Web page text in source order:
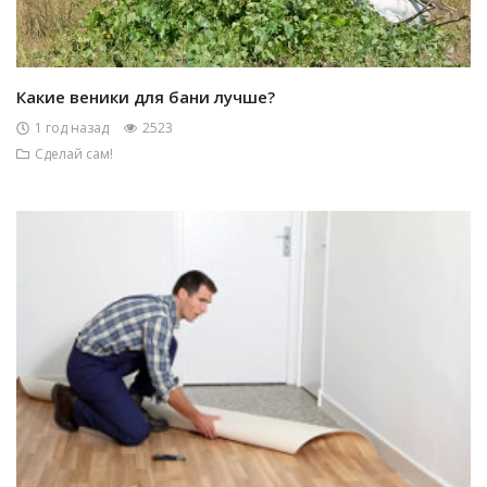
Какие веники для бани лучше?
1 год назад
2523
Сделай сам!